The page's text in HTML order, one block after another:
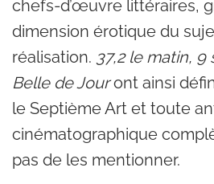
chefs-d’œuvre littéraires,
dimension érotique du
réalisation. 37,2 le matin,
Belle de Jouront ainsi
le Septième Art et toute
cinématographique
pas de les mentionner.